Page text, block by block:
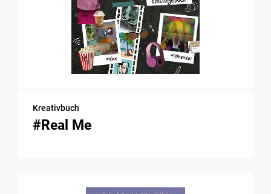
Kreativbuch
#Real Me